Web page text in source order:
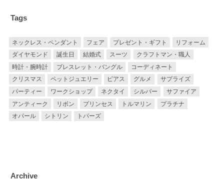
Tags
ネックレス・ペンダント フェア プレゼント・ギフト
リフォーム
ダイヤモンド
誕生日 結婚式 スーツ
クラフトマン・職人
時計・腕時計
ブレスレット・バングル
コーディネート
クリスマス
ペットジュエリー ピアス グルメ
サプライズ
パーティー
ワークショップ ネクタイ シルバー
サファイア
アンティーク
リボン プリンセス トルマリン
プラチナ
オパール
シトリン トパーズ
Archive